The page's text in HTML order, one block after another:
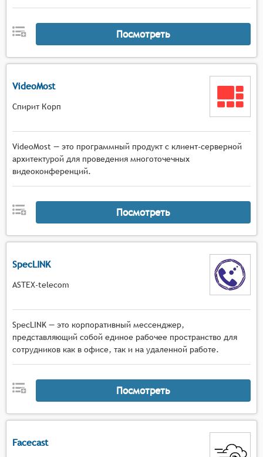
Посмотреть
VideoMost
Спирит Корп
VideoMost — это программный продукт с клиент-серверной
архитектурой для проведения многоточечных
видеоконференций.
Посмотреть
SpecLINK
ASTEX-telecom
SpecLINK — это корпоративный мессенджер,
представляющий собой единое рабочее пространство для
сотрудников как в офисе, так и на удаленной работе.
Посмотреть
Facecast